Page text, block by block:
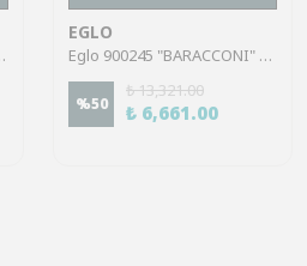
Solar Aydınlatma Ip20
EGLO
Eglo 900245 "BARACCONI" Güneş Enerjili Duvar Aplik Sensörlü Bahçe Aydınlatması Solar Aydınlatma Ip44
%50
₺ 13,321.00
₺ 6,661.00